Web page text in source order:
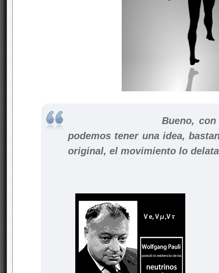
Bueno, con la
podemos tener una idea,
original, el movimiento lo delata